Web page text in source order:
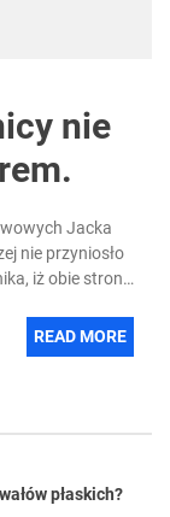
nie
Jacka
nie przyniosło
iż obie strony
READ MORE
płaskich?